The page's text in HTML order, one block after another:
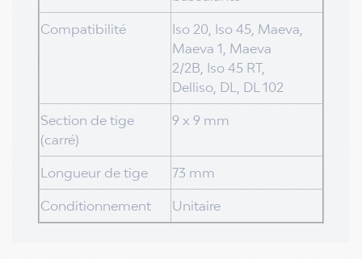
Compatibilité
Iso 20, Iso 45, Maeva,
Maeva 1, Maeva
2/2B, Iso 45 RT,
Delliso, DL, DL 102
Section de tige
(carré)
9 x 9 mm
Longueur de tige 73 mm
Conditionnement Unitaire